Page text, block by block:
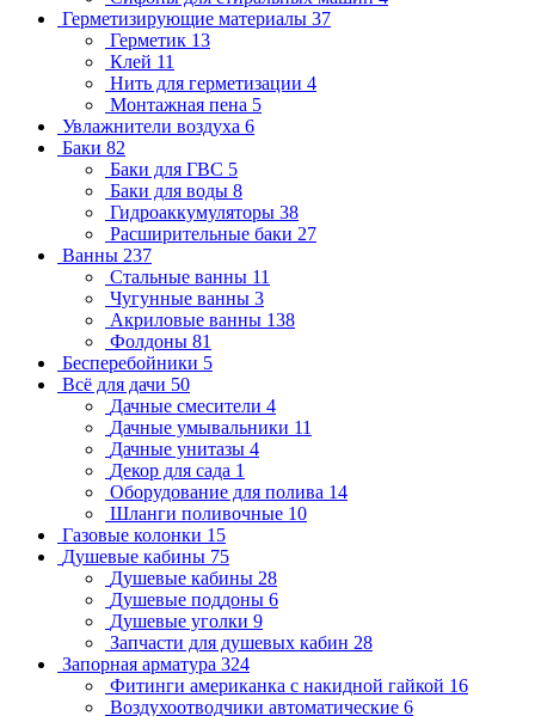
Герметизирующие материалы 37
Герметик 13
Клей 11
Нить для герметизации 4
Монтажная пена 5
Увлажнители воздуха 6
Баки 82
Баки для ГВС 5
Баки для воды 8
Гидроаккумуляторы 38
Расширительные баки 27
Ванны 237
Стальные ванны 11
Чугунные ванны 3
Акриловые ванны 138
Фолдоны 81
Бесперебойники 5
Всё для дачи 50
Дачные смесители 4
Дачные умывальники 11
Дачные унитазы 4
Декор для сада 1
Оборудование для полива 14
Шланги поливочные 10
Газовые колонки 15
Душевые кабины 75
Душевые кабины 28
Душевые поддоны 6
Душевые уголки 9
Запчасти для душевых кабин 28
Запорная арматура 324
Фитинги американка с накидной гайкой 16
Воздухоотводчики автоматические 6